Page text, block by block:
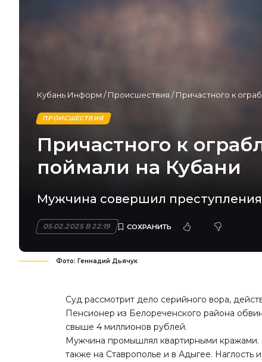
Кубань Информ /Происшествия /Причастного к
ПРОИСШЕСТВИЯ
Причастного к
поймали на Кубани
Мужчина совершил преступления
05.02.2025 В 22:19
Фото: Геннадий Дьячук
Суд рассмотрит дело серийного вора,
Пенсионер из Белореченского района
свыше 4 миллионов рублей.
Мужчина промышлял квартирными кражами.
также на Ставрополье и в Адыгее. Наглость